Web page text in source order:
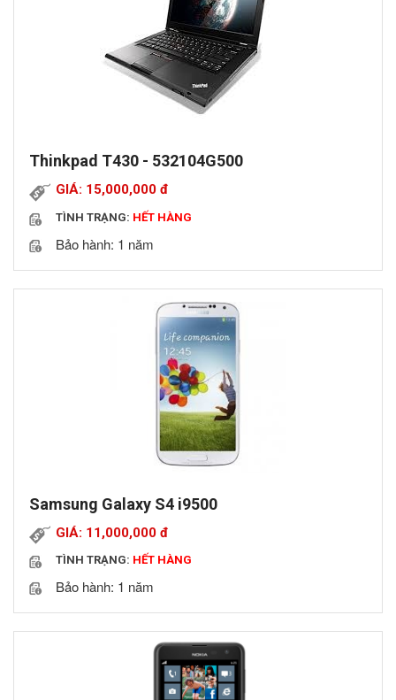
Thinkpad T430 - 532104G500
GIÁ: 15,000,000 đ
TÌNH TRẠNG: HẾT HÀNG
Bảo hành: 1 năm
Samsung Galaxy S4 i9500
GIÁ: 11,000,000 đ
TÌNH TRẠNG: HẾT HÀNG
Bảo hành: 1 năm